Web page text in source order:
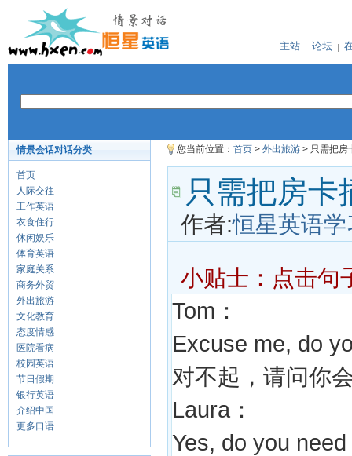
主站 论坛
情景会话对话分类
首页
人际交往
工作英语
衣食住行
休闲娱乐
体育英语
家庭关系
商务外贸
外出旅游
文化教育
态度情感
医院看病
校园英语
节日假期
银行英语
介绍中国
更多口语
您当前位置： 首页 > 外出旅游 > 只需把房
只需把房卡
作者:恒星英语学
小贴士：点击句
Tom：
Excuse me, do
对不起，请问你
Laura：
Yes, do you